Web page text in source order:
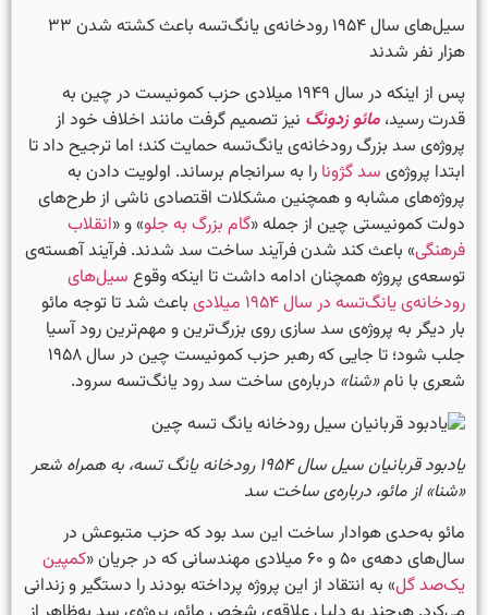
سیل‌های سال ۱۹۵۴ رودخانه‌ی یانگ‌تسه باعث کشته شدن ۳۳
هزار نفر شدند
پس از اینکه در سال ۱۹۴۹ میلادی حزب کمونیست در چین به
قدرت رسید، مائو زدونگ نیز تصمیم گرفت مانند اخلاف خود از
پروژه‌ی سد بزرگ رودخانه‌ی یانگ‌تسه حمایت کند؛ اما ترجیح داد تا
ابتدا پروژه‌ی سد گژونا را به سرانجام برساند. اولویت دادن به
پروژه‌های مشابه و همچنین مشکلات اقتصادی ناشی از طرح‌های
دولت کمونیستی چین از جمله «گام بزرگ به جلو» و «انقلاب
فرهنگی» باعث کند شدن فرآیند ساخت سد شدند. فرآیند آهسته‌ی
توسعه‌ی پروژه همچنان ادامه داشت تا اینکه وقوع سیل‌های
رودخانه‌ی یانگ‌تسه در سال ۱۹۵۴ میلادی
باعث شد تا توجه مائو
بار دیگر به پروژه‌ی سد سازی روی بزرگ‌ترین و مهم‌ترین رود آسیا
جلب شود؛ تا جایی که رهبر حزب کمونیست چین در سال ۱۹۵۸
شعری با نام«شنا» درباره‌ی ساخت سد رود یانگ‌تسه سرود.
یادبود قربانیان سیل سال ۱۹۵۴ رودخانه یانگ تسه، به همراه شعر
«شنا» از مائو، درباره‌ی ساخت سد
مائو به‌حدی هوادار ساخت این سد بود که حزب متبوعش در
سال‌های دهه‌ی ۵۰ و ۶۰ میلادی مهندسانی که در جریان «
کمپین
یک‌صد گل» به انتقاد از این پروژه پرداخته بودند را دستگیر و زندانی